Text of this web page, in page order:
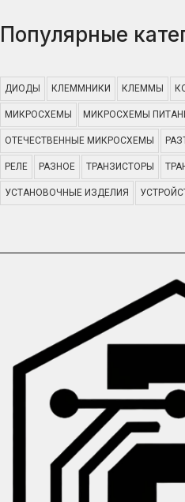
Популярные
ДИОДЫ КЛЕММНИКИ КЛЕММЫ
МИКРОСХЕМЫ МИКРОСХЕМЫ
ОТЕЧЕСТВЕННЫЕ МИКРОСХЕМЫ
РЕЛЕ РАЗНОЕ ТРАНЗИСТОРЫ
УСТАНОВОЧНЫЕ ИЗДЕЛИЯ